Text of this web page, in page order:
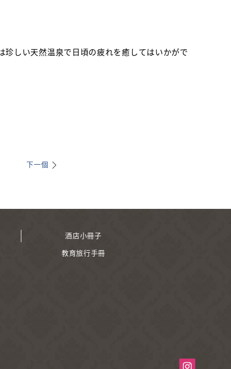
しい天然温泉で日頃の疲れを癒してはいかがで
下一個
酒店小冊子
教育旅行手冊